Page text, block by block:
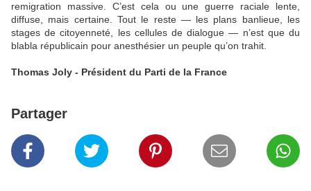
remigration massive. C’est cela ou une guerre raciale lente,
diffuse, mais certaine. Tout le reste — les plans banlieue, les
stages de citoyenneté, les cellules de dialogue — n’est que du
blabla républicain pour anesthésier un peuple qu’on trahit.
Thomas Joly - Président du Parti de la France
Partager